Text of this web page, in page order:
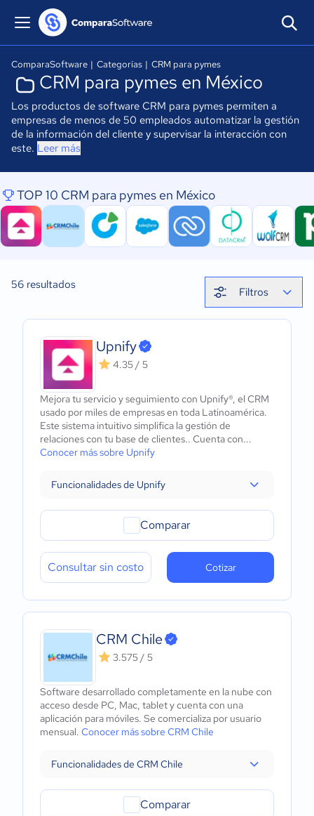
ComparaSoftware | Categorías | CRM para pymes
CRM para pymes en México
Los productos de software CRM para pymes permiten a
empresas de menos de 50 empleados automatizar la gestión
de la información del cliente y supervisar la interacción con
este. Leer más
TOP 10 CRM para pymes en México
56 resultados
Filtros
Upnify
4.35 / 5
Mejora tu servicio y seguimiento con Upnify®, el CRM
usado por miles de empresas en toda Latinoamérica.
Este sistema intuitivo simplifica la gestión de
relaciones con tu base de clientes.. Cuenta con...
Conocer más sobre Upnify
Funcionalidades de Upnify
Comparar
Consultar sin costo Cotizar
CRM Chile
3.575 / 5
Software desarrollado completamente en la nube con
acceso desde PC, Mac, tablet y cuenta con una
aplicación para móviles. Se comercializa por usuario
mensual. Conocer más sobre CRM Chile
Funcionalidades de CRM Chile
Comparar